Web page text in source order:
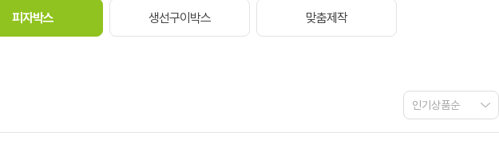
피자박스 생선구이박스 맞춤제작